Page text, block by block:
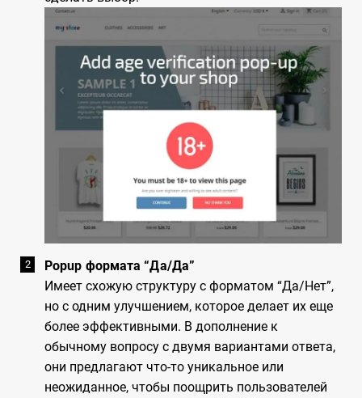
Popup формата “Да/Да”
Имеет схожую структуру с форматом “Да/Нет”,
но с одним улучшением, которое делает их еще
более эффективными. В дополнение к
обычному вопросу с двумя вариантами ответа,
они предлагают что-то уникальное или
неожиданное, чтобы поощрить пользователей